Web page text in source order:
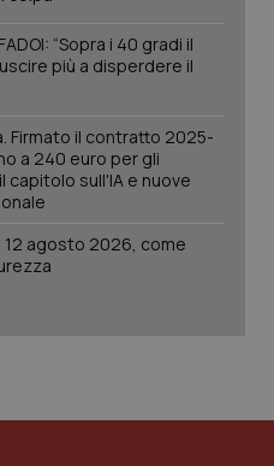
“Sopra i 40 gradi il
più a disperdere il
Firmato il contratto 2025-
a 240 euro per gli
capitolo sull'IA e nuove
12 agosto 2026, come